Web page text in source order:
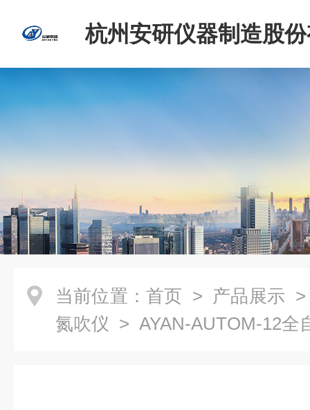
杭州安研仪器制造股
司
当前位置： 首页 > 产品展示
氮吹仪 > AYAN-AUTOM-12全